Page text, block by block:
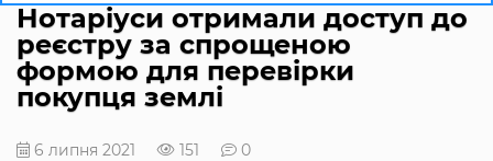
Нотаріуси отримали доступ до
реєстру за спрощеною
формою для перевірки
покупця землі
6 липня 2021 151 0